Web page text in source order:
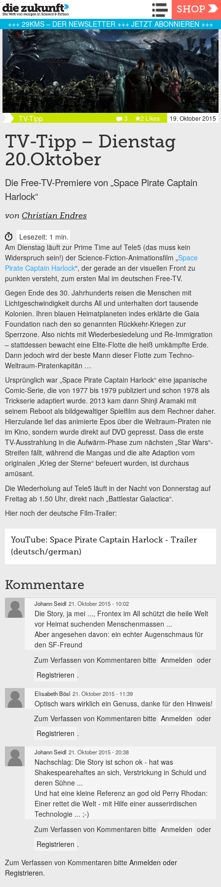
Navigation
SHOP
+++ 29KMS – DER NEWSLETTER +++ JETZT ABONNIEREN +++
TV-Tipp 19. Oktober 2015
2 Likes
3
TV-Tipp – Dienstag
20.Oktober
Die Free-TV-Premiere von „Space Pirate Captain
Harlock“
von Christian Endres
Lesezeit: 1 min.
Am Dienstag läuft zur Prime Time auf Tele5 (das muss kein
Widerspruch sein!) der Science-Fiction-Animationsfilm „Space
Pirate Captain Harlock“, der gerade an der visuellen Front zu
punkten versteht, zum ersten Mal im deutschen Free-TV.
Gegen Ende des 30. Jahrhunderts reisen die Menschen mit
Lichtgeschwindigkeit durchs All und unterhalten dort tausende
Kolonien. Ihren blauen Heimatplaneten indes erklärte die Gaia
Foundation nach den so genannten Rückkehr-Kriegen zur
Sperrzone. Also nichts mit Wiederbesiedelung und Re-Immigration
– stattdessen bewacht eine Elite-Flotte die heiß umkämpfte Erde.
Dann jedoch wird der beste Mann dieser Flotte zum Techno-
Weltraum-Piratenkapitän …
Ursprünglich war „Space Pirate Captain Harlock“ eine japanische
Comic-Serie, die von 1977 bis 1979 publiziert und schon 1978 als
Trickserie adaptiert wurde. 2013 kam dann Shinji Aramaki mit
seinem Reboot als bildgewaltiger Spielfilm aus dem Rechner daher.
Hierzulande lief das animierte Epos über die Weltraum-Piraten nie
im Kino, sondern wurde direkt auf DVD gepresst. Dass die erste
TV-Ausstrahlung in die Aufwärm-Phase zum nächsten „Star Wars“-
Streifen fällt, während die Mangas und die alte Adaption vom
originalen „Krieg der Sterne“ befeuert wurden, ist durchaus
amüsant.
Die Wiederholung auf Tele5 läuft in der Nacht von Donnerstag auf
Freitag ab 1.50 Uhr, direkt nach „Battlestar Galactica“.
Hier noch der deutsche Film-Trailer:
YouTube: Space Pirate Captain Harlock - Trailer
(deutsch/german)
Kommentare
Johann Seidl 21. Oktober 2015 - 10:02
Die Story, ja mei ..., Frontex im All schützt die heile Welt
vor Heimat suchenden Menschenmassen ...
Aber angesehen davon: ein echter Augenschmaus für
den SF-Freund
Zum Verfassen von Kommentaren bitte Anmelden oder
Registrieren .
Elisabeth Bösl 21. Oktober 2015 - 11:39
Optisch wars wirklich ein Genuss, danke für den Hinweis!
Zum Verfassen von Kommentaren bitte Anmelden oder
Registrieren .
Johann Seidl 21. Oktober 2015 - 20:38
Nachschlag: Die Story ist schon ok - hat was
Shakespearehaftes an sich, Verstrickung in Schuld und
deren Sühne ...
Und hat eine kleine Referenz an god old Perry Rhodan:
Einer rettet die Welt - mit Hilfe einer ausserirdischen
Technologie ... ;-)
Zum Verfassen von Kommentaren bitte Anmelden oder
Registrieren .
Zum Verfassen von Kommentaren bitte Anmelden oder
Registrieren.